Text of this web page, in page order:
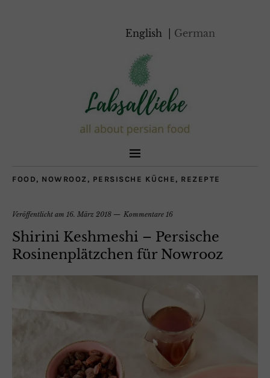
English German
FOOD , NOWROOZ , PERSISCHE KÜCHE , REZEPTE
Veröffentlicht am 16. März 2018 Kommentare 16
Shirini Keshmeshi – Persische
Rosinenplätzchen für Nowrooz